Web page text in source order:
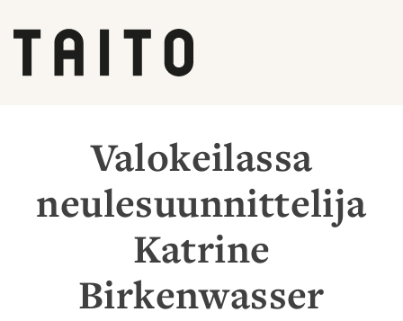
Valokeilassa
neulesuunnittelija
Katrine
Birkenwasser